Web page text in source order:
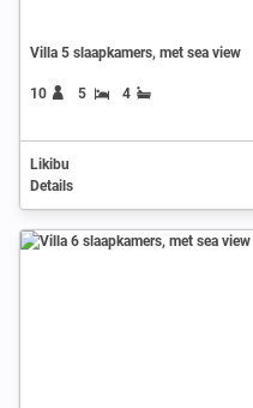
Villa 5 slaapkamers, met sea view
10 5 4
Likibu
Details